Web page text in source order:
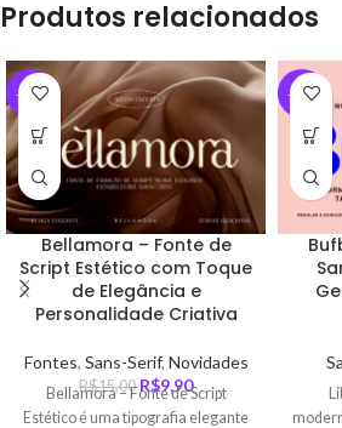
Produtos relacionados
-34%
Bellamora – Fonte de
Script Estético com Toque
de Elegância e
Personalidade Criativa
Fontes, Sans-Serif, Novidades
R$15,00 R$9,90
Bellamora – Fonte de Script
Estético é uma tipografia elegante
-34%